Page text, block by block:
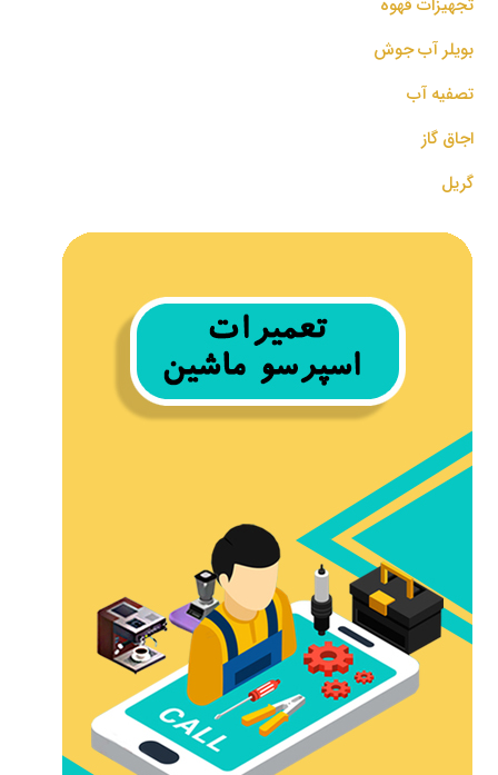
تجهیزات قهوه
بویلر آب جوش
تصفیه آب
اجاق گاز
گریل